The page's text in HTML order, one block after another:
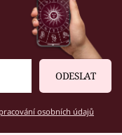
ODESLAT
osobních údajů